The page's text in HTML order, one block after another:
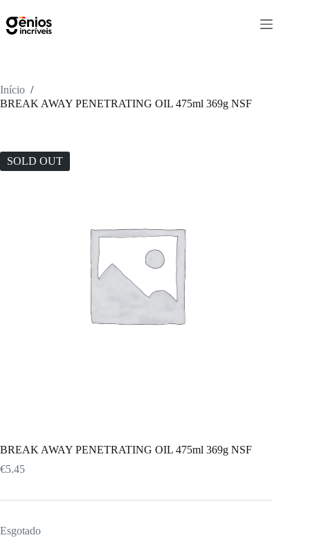
Início /
BREAK AWAY PENETRATING OIL 475ml 369g NSF
SOLD OUT
BREAK AWAY PENETRATING OIL 475ml 369g NSF
€5.45
Esgotado